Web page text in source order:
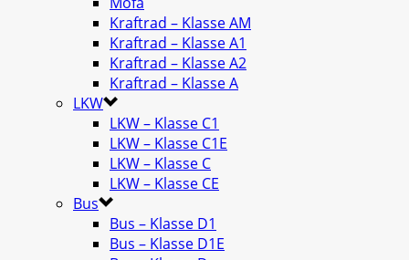
Kraftrad – Klasse AM
Kraftrad – Klasse A1
Kraftrad – Klasse A2
Kraftrad – Klasse A
LKW
LKW – Klasse C1
LKW – Klasse C1E
LKW – Klasse C
LKW – Klasse CE
Bus
Bus – Klasse D1
Bus – Klasse D1E